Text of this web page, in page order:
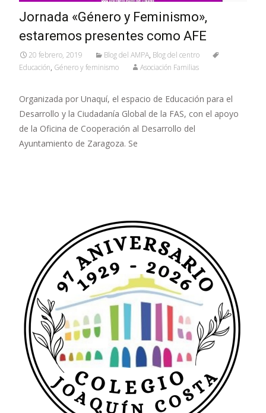
Jornada «Género y Feminismo»,
estaremos presentes como AFE
20 febrero, 2019 Blog del AMPA, Blog del centro
Educación, Género y feminismo Asociación Familias
Organizada por Unaquí, el espacio de Educación para el
Desarrollo y la Ciudadanía Global de la FAS, con el apoyo
de la Oficina de Cooperación al Desarrollo del
Ayuntamiento de Zaragoza. Se